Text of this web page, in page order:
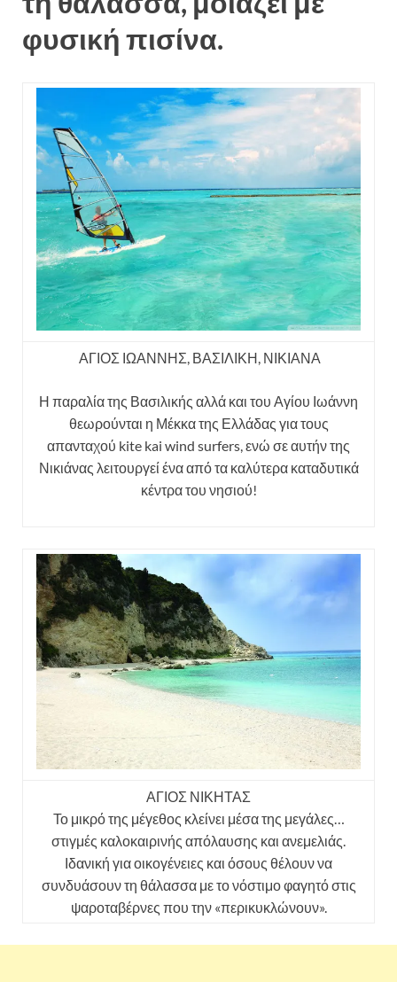
φυσική πισίνα.
ΑΓΙΟΣ ΙΩΑΝΝΗΣ, ΒΑΣΙΛΙΚΗ, ΝΙΚΙΑΝΑ
Η παραλία της Βασιλικής αλλά και του Αγίου Ιωάννη
θεωρούνται η Μέκκα της Ελλάδας για τους
απανταχού kite kai wind surfers, ενώ σε αυτήν της
Νικιάνας λειτουργεί ένα από τα καλύτερα καταδυτικά
κέντρα του νησιού!
ΑΓΙΟΣ ΝΙΚΗΤΑΣ
Το μικρό της μέγεθος κλείνει μέσα της μεγάλες…
στιγμές καλοκαιρινής απόλαυσης και ανεμελιάς.
Ιδανική για οικογένειες και όσους θέλουν να
συνδυάσουν τη θάλασσα με το νόστιμο φαγητό στις
ψαροταβέρνες που την «περικυκλώνουν».